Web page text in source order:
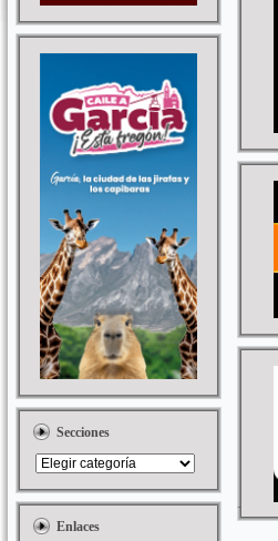
Secciones
Enlaces